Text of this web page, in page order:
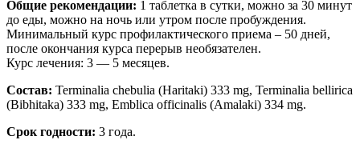
Общие рекомендации: 1 таблетка в сутки, можно за 30 минут
до еды, можно на ночь или утром после пробуждения.
Минимальный курс профилактического приема – 50 дней,
после окончания курса перерыв необязателен.
Курс лечения: 3 — 5 месяцев.
Состав: Terminalia chebulia (Haritaki) 333 mg, Terminalia bellirica
(Bibhitaka) 333 mg, Emblica officinalis (Amalaki) 334 mg.
Срок годности: 3 года.